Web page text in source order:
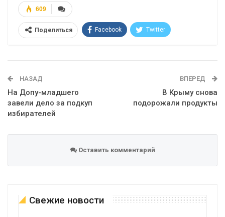
609
Поделиться Facebook Twitter
НАЗАД
На Допу-младшего
завели дело за подкуп
избирателей
ВПЕРЕД
В Крыму снова
подорожали продукты
Оставить комментарий
Свежие новости